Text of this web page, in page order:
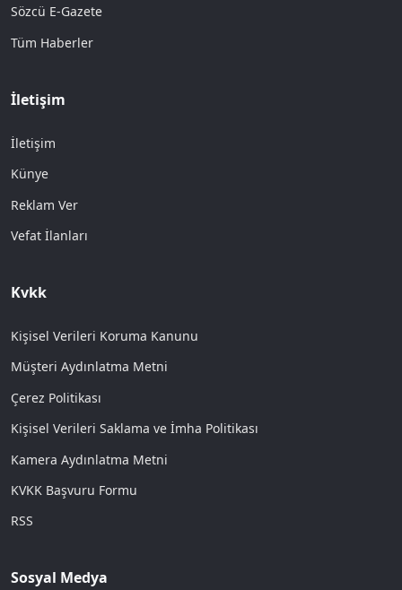
Sözcü E-Gazete
Tüm Haberler
İletişim
İletişim
Künye
Reklam Ver
Vefat İlanları
Kvkk
Kişisel Verileri Koruma Kanunu
Müşteri Aydınlatma Metni
Çerez Politikası
Kişisel Verileri Saklama ve İmha Politikası
Kamera Aydınlatma Metni
KVKK Başvuru Formu
RSS
Sosyal Medya